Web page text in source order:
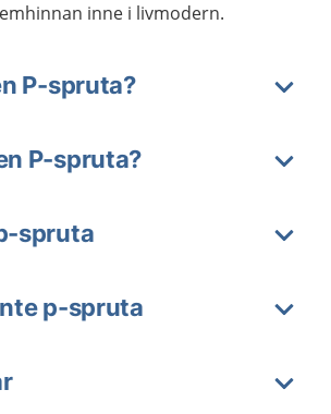
inne i livmodern.
P-spruta?
P-spruta?
spruta
p-spruta